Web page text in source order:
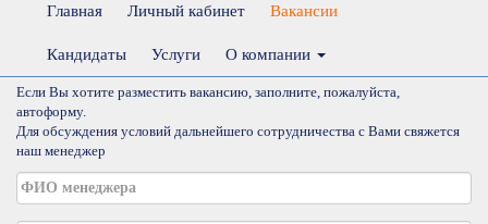
Главная Личный кабинет Вакансии
Кандидаты Услуги О компании
Если Вы хотите разместить вакансию, заполните, пожалуйста,
автоформу.
Для обсуждения условий дальнейшего сотрудничества с Вами свяжется
наш менеджер